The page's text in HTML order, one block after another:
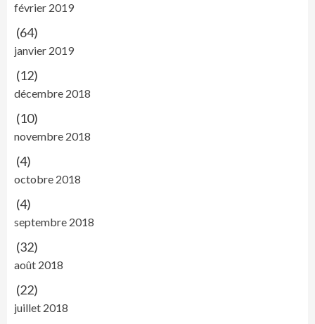
février 2019
(64)
janvier 2019
(12)
décembre 2018
(10)
novembre 2018
(4)
octobre 2018
(4)
septembre 2018
(32)
août 2018
(22)
juillet 2018